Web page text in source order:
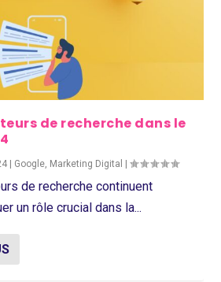
de recherche dans le
Google, Marketing Digital |
de recherche continuent
un rôle crucial dans la...